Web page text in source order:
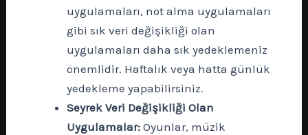
uygulamaları, not alma uygulamaları
gibi sık veri değişikliği olan
uygulamaları daha sık yedeklemeniz
önemlidir. Haftalık veya hatta günlük
yedekleme yapabilirsiniz.
Seyrek Veri Değişikliği Olan
Uygulamalar: Oyunlar, müzik